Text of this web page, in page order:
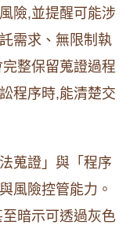
險,並提醒可能涉
需求、無限制執
整保留蒐證過程
程序時,能清楚交
蒐證」與「程序
風險控管能力。
暗示可透過灰色